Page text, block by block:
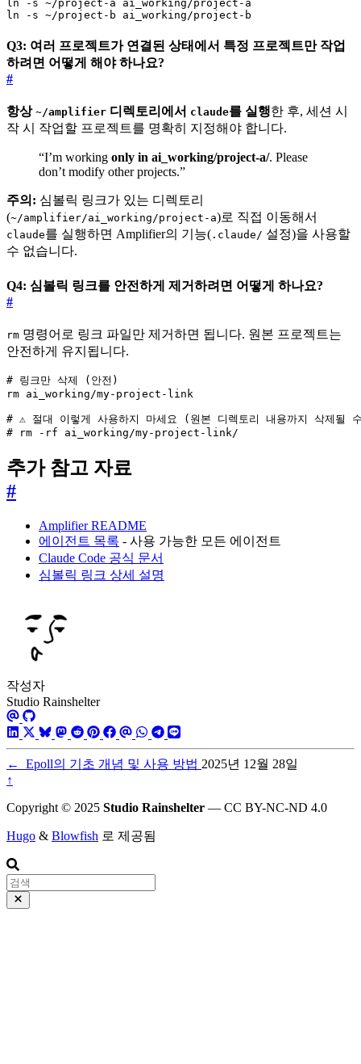
ln -s ~/project-b ai_working/project-b
Q3: 여러 프로젝트가 연결된 상태에서 특정 프로젝트만 작업
하려면 어떻게 해야 하나요?
#
항상 ~/amplifier 디렉토리에서 claude를 실행한 후, 세션 시
작 시 작업할 프로젝트를 명확히 지정해야 합니다.
“I’m working only in ai_working/project-a/. Please
don’t modify other projects.”
주의: 심볼릭 링크가 있는 디렉토리
(~/amplifier/ai_working/project-a)로 직접 이동해서
claude를 실행하면 Amplifier의 기능( .claude/ 설정)을 사용할
수 없습니다.
Q4: 심볼릭 링크를 안전하게 제거하려면 어떻게 하나요?
#
rm 명령어로 링크 파일만 제거하면 됩니다. 원본 프로젝트는
안전하게 유지됩니다.
# rm -rf ai_working/my-project-link/
추가 참고 자료
#
Amplifier README
에이전트 목록 - 사용 가능한 모든 에이전트
Claude Code 공식 문서
심볼릭 링크 상세 설명
작성자
Studio Rainshelter
← Epoll의 기초 개념 및 사용 방법 2025년 12월 28일
↑
Copyright © 2025 Studio Rainshelter — CC BY-NC-ND 4.0
Hugo & Blowfish 로 제공됨